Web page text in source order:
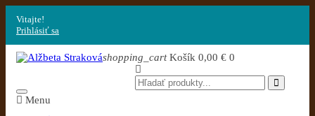
Vitajte!
Prihlásiť sa
shopping_cart Košík 0,00 € 0
Menu